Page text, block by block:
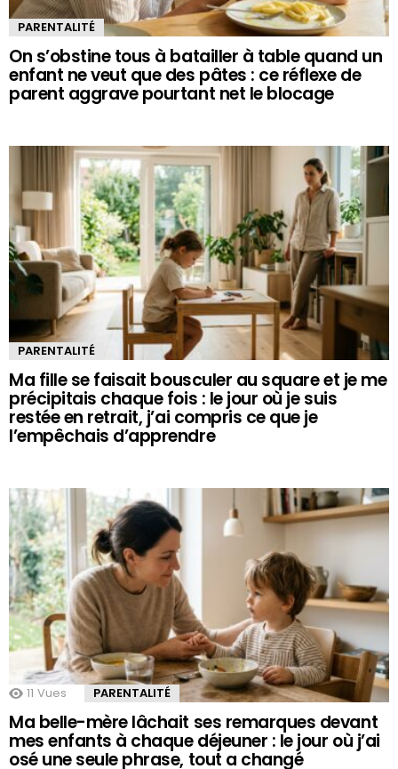
PARENTALITÉ
On s’obstine tous à batailler à table quand un
enfant ne veut que des pâtes : ce réflexe de
parent aggrave pourtant net le blocage
PARENTALITÉ
Ma fille se faisait bousculer au square et je me
précipitais chaque fois : le jour où je suis
restée en retrait, j’ai compris ce que je
l’empêchais d’apprendre
11 Vues PARENTALITÉ
Ma belle-mère lâchait ses remarques devant
mes enfants à chaque déjeuner : le jour où j’ai
osé une seule phrase, tout a changé